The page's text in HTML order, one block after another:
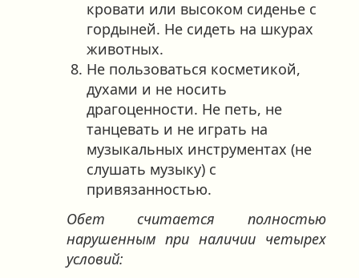
кровати или высоком сиденье с
гордыней. Не сидеть на шкурах
животных.
Не пользоваться косметикой,
духами и не носить
драгоценности. Не петь, не
танцевать и не играть на
музыкальных инструментах (не
слушать музыку) с
привязанностью.
Обет считается полностью
нарушенным при наличии четырех
условий: